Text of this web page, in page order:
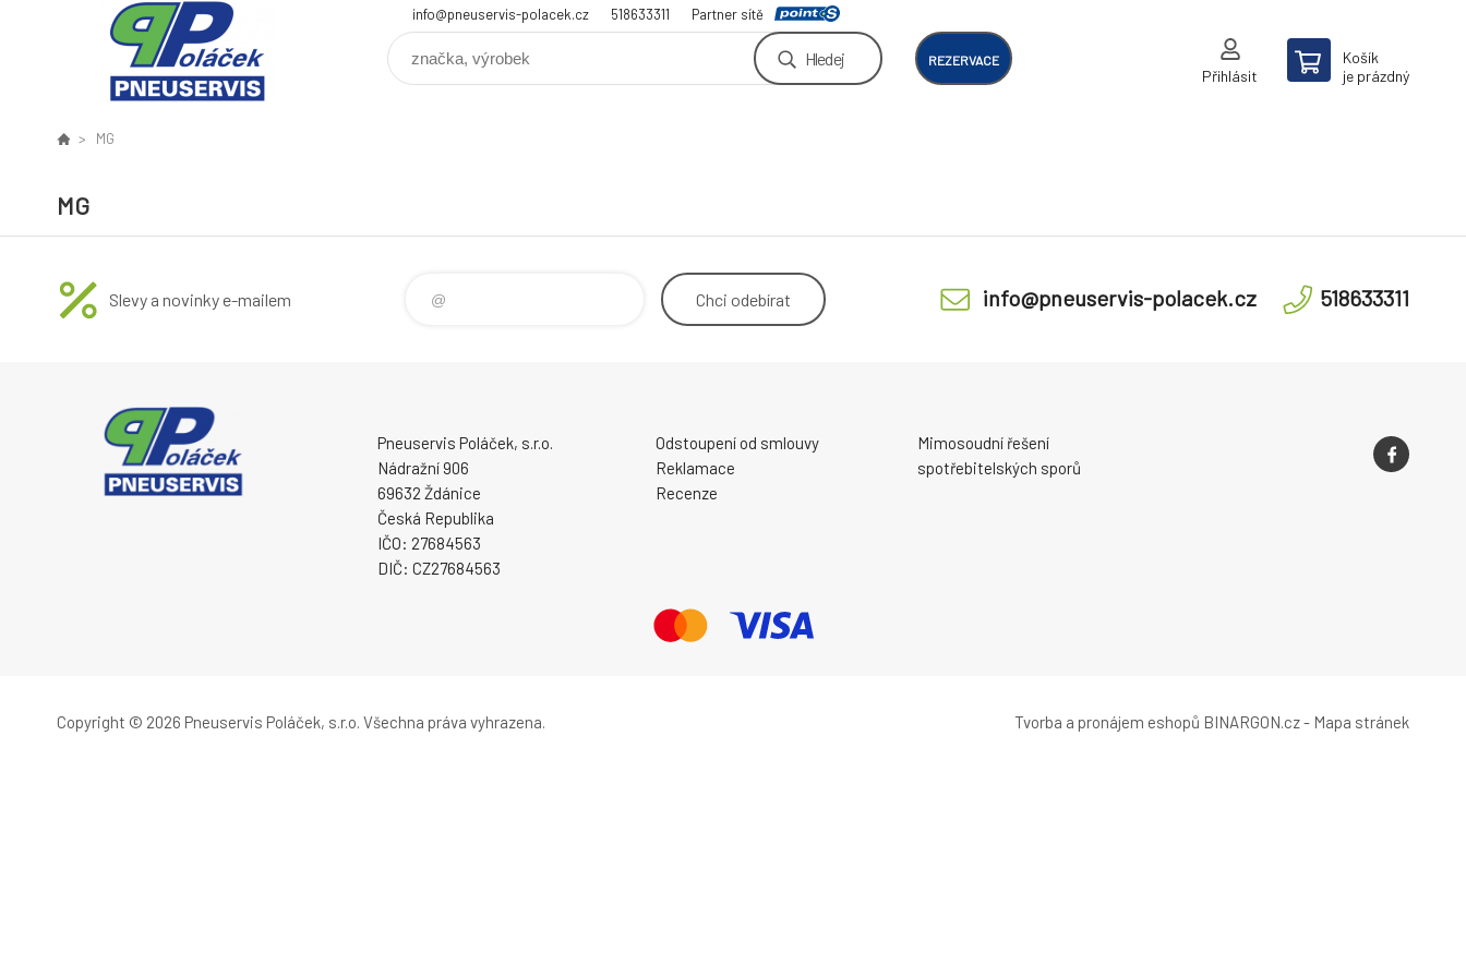
info@pneuservis-polacek.cz 518633311 Partner sítě
Hledej REZERVACE
Přihlásit
Košík
je prázdný
MG
MG
Slevy a novinky e-mailem Chci odebírat info@pneuservis-polacek.cz 518633311
Pneuservis Poláček, s.r.o.
Nádražní 906
69632 Ždánice
Česká Republika
IČO: 27684563
DIČ: CZ27684563
Odstoupení od smlouvy
Reklamace
Recenze
Mimosoudní řešení
spotřebitelských sporů
Copyright © 2026 Pneuservis Poláček, s.r.o. Všechna práva vyhrazena. Tvorba a pronájem eshopů BINARGON.cz- Mapa stránek